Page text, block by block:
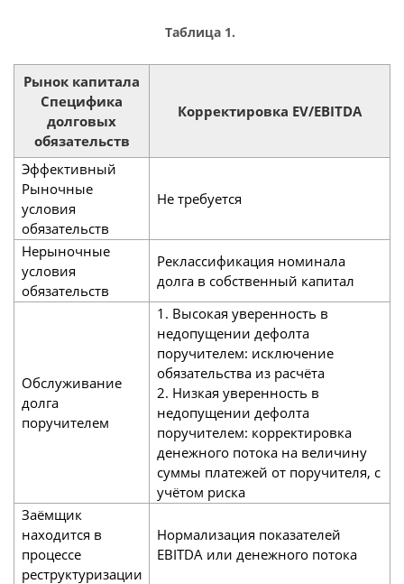
Таблица 1.
Рынок капитала
Специфика
долговых
обязательств
Корректировка EV/EBITDA
Эффективный
Рыночные
условия
обязательств
Не требуется
Нерыночные
условия
обязательств
Реклассификация номинала
долга в собственный капитал
Обслуживание
долга
поручителем
1. Высокая уверенность в
недопущении дефолта
поручителем: исключение
обязательства из расчёта
2. Низкая уверенность в
недопущении дефолта
поручителем: корректировка
денежного потока на величину
суммы платежей от поручителя, с
учётом риска
Заёмщик
находится в
процессе
реструктуризации
Нормализация показателей
EBITDA или денежного потока